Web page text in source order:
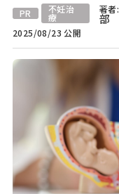
PR 不妊治
療
著者:
部
2025/08/23 公開